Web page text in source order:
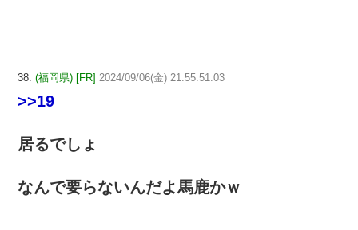
38: (福岡県) [FR] 2024/09/06(金) 21:55:51.03
>>19
居るでしょ
なんで要らないんだよ馬鹿かｗ